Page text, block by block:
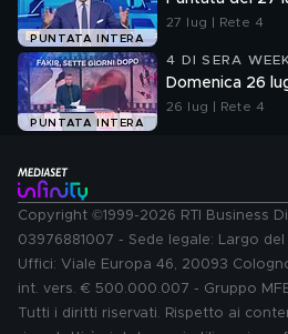
PUNTATA INTERA
27 lug | Rete 4
PUNTATA INTERA
4 DI SERA
Domenica 26
26 lug | Rete 4
Copyright ©1999-2026 RTI Business
03976881007 - Sede legale: Largo
Uffici: Viale Europa 46, 20093
int. vers. € 500.000.007 - Gruppo
Tutti i diritti riservati. Rispetto ai